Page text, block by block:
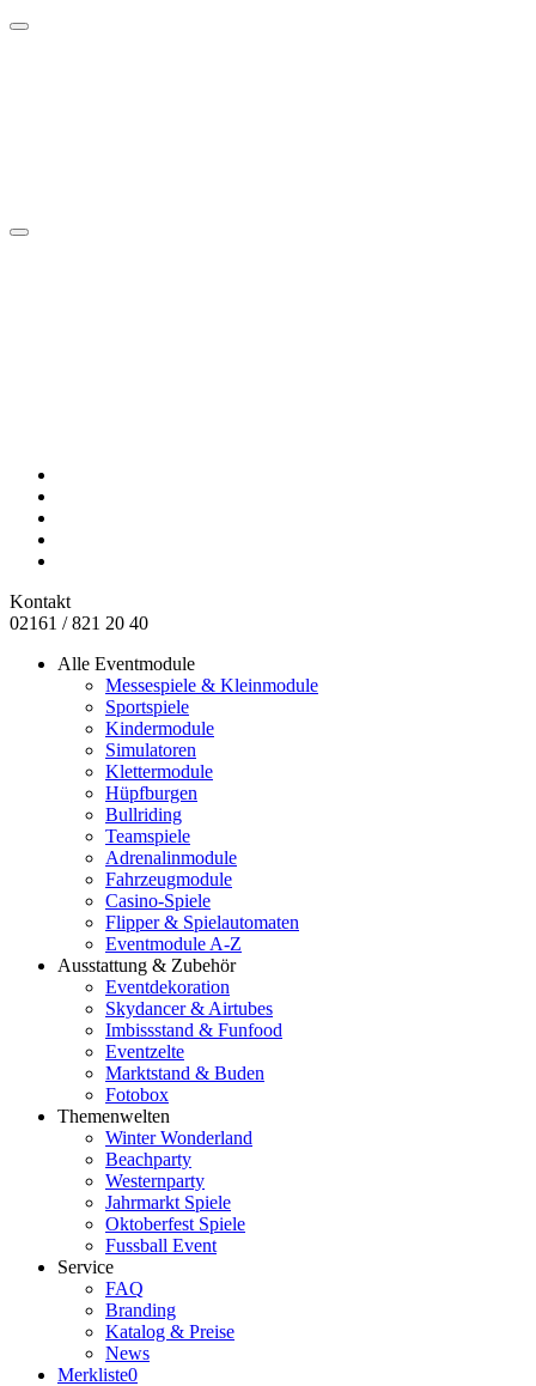
Kontakt
02161 / 821 20 40
Alle Eventmodule
Messespiele & Kleinmodule
Sportspiele
Kindermodule
Simulatoren
Klettermodule
Hüpfburgen
Bullriding
Teamspiele
Adrenalinmodule
Fahrzeugmodule
Casino-Spiele
Flipper & Spielautomaten
Eventmodule A-Z
Ausstattung & Zubehör
Eventdekoration
Skydancer & Airtubes
Imbissstand & Funfood
Eventzelte
Marktstand & Buden
Fotobox
Themenwelten
Winter Wonderland
Beachparty
Westernparty
Jahrmarkt Spiele
Oktoberfest Spiele
Fussball Event
Service
FAQ
Branding
Katalog & Preise
News
Merkliste0